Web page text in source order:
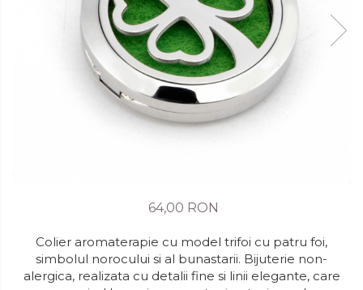
64,00 RON
Colier aromaterapie cu model trifoi cu patru foi,
simbolul norocului si al bunastarii. Bijuterie non-
alergica, realizata cu detalii fine si linii elegante, care